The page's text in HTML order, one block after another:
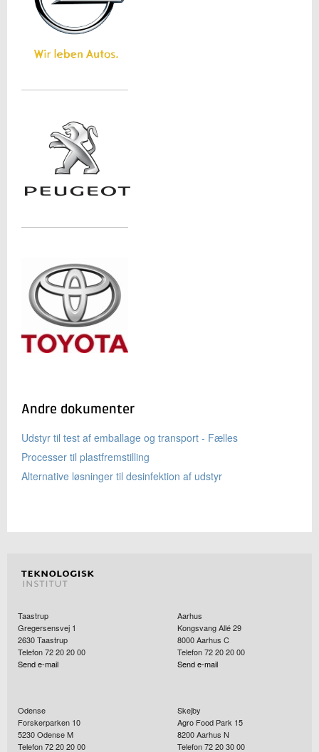
Andre dokumenter
Udstyr til test af emballage og transport - Fælles
Processer til plastfremstilling
Alternative løsninger til desinfektion af udstyr
Taastrup
Gregersensvej 1
2630Taastrup
Telefon 72 20 20 00
Send e-mail
Aarhus
Kongsvang Allé 29
8000Aarhus C
Telefon 72 20 20 00
Send e-mail
Odense
Forskerparken 10
5230Odense M
Telefon 72 20 20 00
Skejby
Agro Food Park 15
8200Aarhus N
Telefon 72 20 30 00